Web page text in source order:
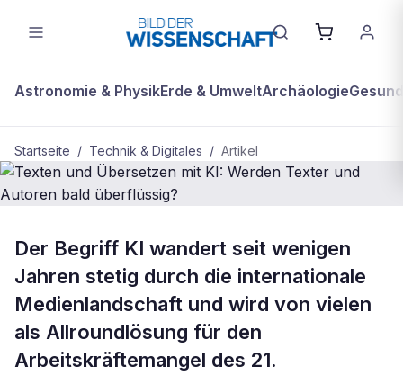
Astronomie & PhysikErde & UmweltArchäologie
Startseite / Technik & Digitales / Artikel
Texten und Übersetzen mit KI:
Werden Texter und Autoren bald
überflüssig?
Der Begriff KI wandert seit wenigen
Jahren stetig durch die internationale
Medienlandschaft und wird von vielen
als Allroundlösung für den
Arbeitskräftemangel des 21.